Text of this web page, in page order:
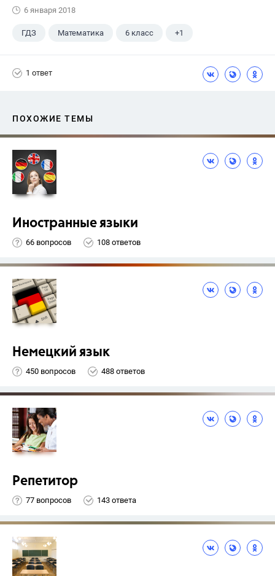
6 января 2018
ГДЗ Математика 6 класс +1
1 ответ
ПОХОЖИЕ ТЕМЫ
Иностранные языки
66 вопросов 108 ответов
Немецкий язык
450 вопросов 488 ответов
Репетитор
77 вопросов 143 ответа